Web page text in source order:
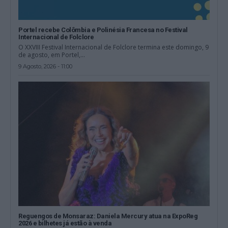
Portel recebe Colômbia e Polinésia Francesa no Festival
Internacional de Folclore
O XXVIII Festival Internacional de Folclore termina este domingo, 9
de agosto, em Portel,...
9 Agosto, 2026 - 11:00
Reguengos de Monsaraz: Daniela Mercury atua na ExpoReg
2026 e bilhetes já estão à venda